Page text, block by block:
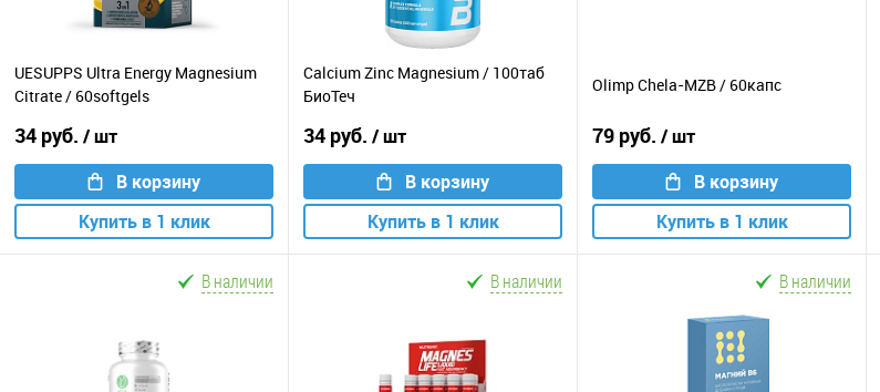
UESUPPS Ultra Energy Magnesium
Citrate / 60softgels
34 руб. / шт
В корзину
Купить в 1 клик
Calcium Zinc Magnesium / 100таб
БиоТеч
34 руб. / шт
В корзину
Купить в 1 клик
Olimp Chela-MZB / 60капс
79 руб. / шт
В корзину
Купить в 1 клик
В наличии В наличии В наличии